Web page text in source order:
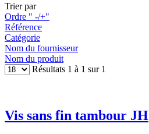
Trier par
Ordre " -/+"
Référence
Catégorie
Nom du fournisseur
Nom du produit
Résultats 1 à 1 sur 1
Vis sans fin tambour JH